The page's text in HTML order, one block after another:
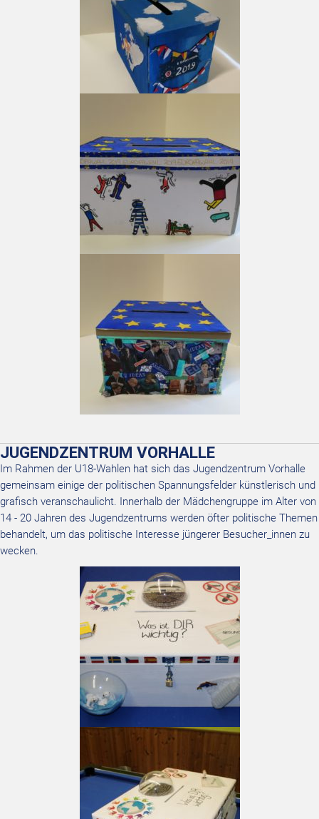
JUGENDZENTRUM VORHALLE
Im Rahmen der U18-Wahlen hat sich das Jugendzentrum Vorhalle
gemeinsam einige der politischen Spannungsfelder künstlerisch und
grafisch veranschaulicht. Innerhalb der Mädchengruppe im Alter von
14 - 20 Jahren des Jugendzentrums werden öfter politische Themen
behandelt, um das politische Interesse jüngerer Besucher_innen zu
wecken.